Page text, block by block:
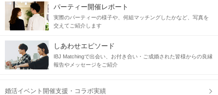
パーティー開催レポート
実際のパーティーの様子や、何組マッチングしたかなど、写真を
交えてご紹介します
しあわせエピソード
IBJ Matchingで出会い、お付き合い・ご成婚された皆様からの良縁
報告やメッセージをご紹介
婚活イベント開催支援・コラボ実績